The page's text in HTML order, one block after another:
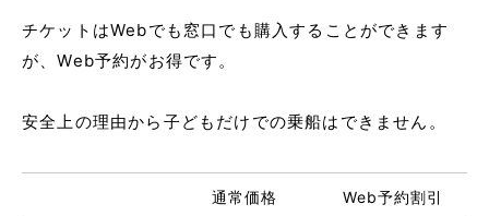
チケットはWebでも窓口でも購入することができます
が、Web予約がお得です。
安全上の理由から子どもだけでの乗船はできません。
通常価格 Web予約割引